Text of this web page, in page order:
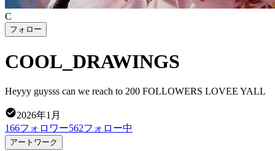
C
フォロー
COOL_DRAWINGS
Heyyy guysss can we reach to 200 FOLLOWERS LOVEE YALL
2026年1月
166フォロワー562フォロー中
アートワーク